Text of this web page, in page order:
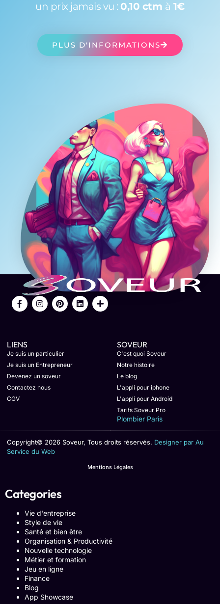
un prix jamais vu : 0,10 ctm à 1€
PLUS D'INFORMATIONS
LIENS
Je suis un particulier
Je suis un Entrepreneur
Devenez un soveur
Contactez nous
CGV
SOVEUR
C'est quoi Soveur
Notre histoire
Le blog
L'appli pour iphone
L'appli pour Android
Tarifs Soveur Pro
Plombier Paris
Copyright© 2026 Soveur, Tous droits réservés. Designer par Au
Service du Web
Mentions Légales
Categories
Vie d'entreprise
Style de vie
Santé et bien être
Organisation & Productivité
Nouvelle technologie
Métier et formation
Jeu en ligne
Finance
Blog
App Showcase